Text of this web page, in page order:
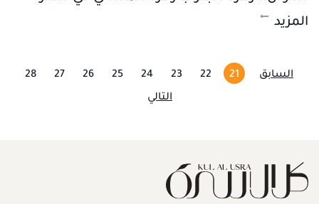
المزيد
السابق 21
22
23
24
25
26
27
28
التالي